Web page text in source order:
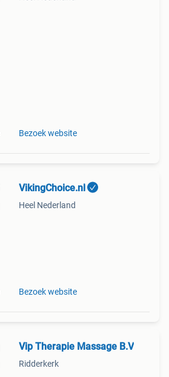
Bezoek website
VikingChoice.nl
Heel Nederland
Bezoek website
Vip Therapie Massage B.V
Ridderkerk